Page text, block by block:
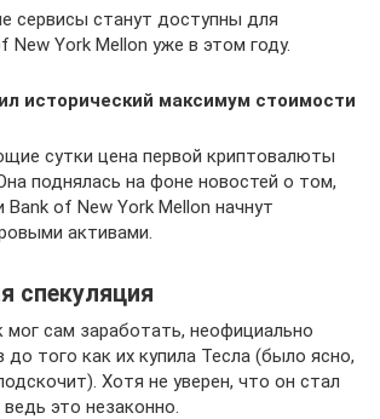
сервисы станут доступны для
New York Mellon уже в этом году.
исторический максимум стоимости
сутки цена первой криптовалюты
поднялась на фоне новостей о том,
of New York Mellon начнут
активами.
спекуляция
сам заработать, неофициально
до того как их купила Тесла (было ясно,
Хотя не уверен, что он стал
это незаконно.